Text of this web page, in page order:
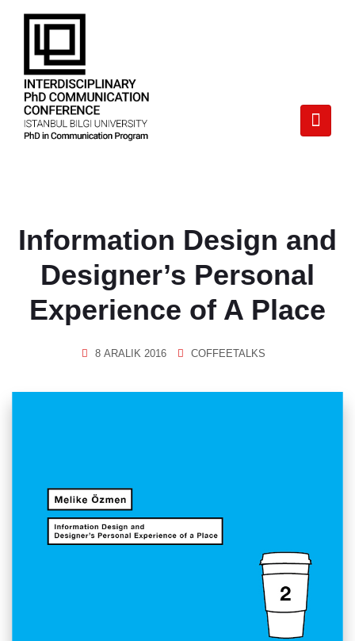
Information Design and
Designer’s Personal
Experience of A Place
8 ARALIK 2016 COFFEETALKS